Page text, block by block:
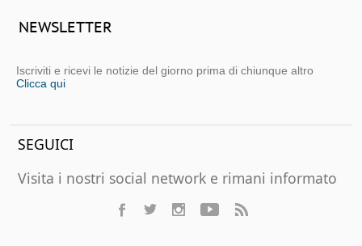
NEWSLETTER
Iscriviti e ricevi le notizie del giorno prima di chiunque altro
Clicca qui
SEGUICI
Visita i nostri social network e rimani informato